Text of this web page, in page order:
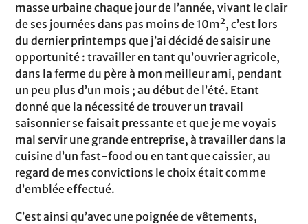
masse urbaine chaque jour de l’année, vivant le clair
de ses journées dans pas moins de 10m², c’est lors
du dernier printemps que j’ai décidé de saisir une
opportunité : travailler en tant qu’ouvrier agricole,
dans la ferme du père à mon meilleur ami, pendant
un peu plus d’un mois ; au début de l’été. Etant
donné que la nécessité de trouver un travail
saisonnier se faisait pressante et que je me voyais
mal servir une grande entreprise, à travailler dans la
cuisine d’un fast-food ou en tant que caissier, au
regard de mes convictions le choix était comme
d’emblée effectué.
C’est ainsi qu’avec une poignée de vêtements,